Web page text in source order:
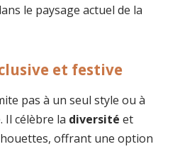
le paysage actuel de la
et festive
pas à un seul style ou à
Il célèbre la diversité et
offrant une option